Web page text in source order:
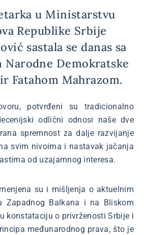
u Ministarstvu
Republike Srbije
sastala se danas sa
Narodne Demokratske
Fatahom Mahrazom.
potvrđeni su tradicionalno
odlični odnosi naše dve
spremnost za dalje razvijanje
svim nivoima i nastavak jačanja
od uzajamnog interesa.
su i mišljenja o aktuelnim
Zapadnog Balkana i na Bliskom
konstataciju o privrženosti Srbije i
međunarodnog prava, što je